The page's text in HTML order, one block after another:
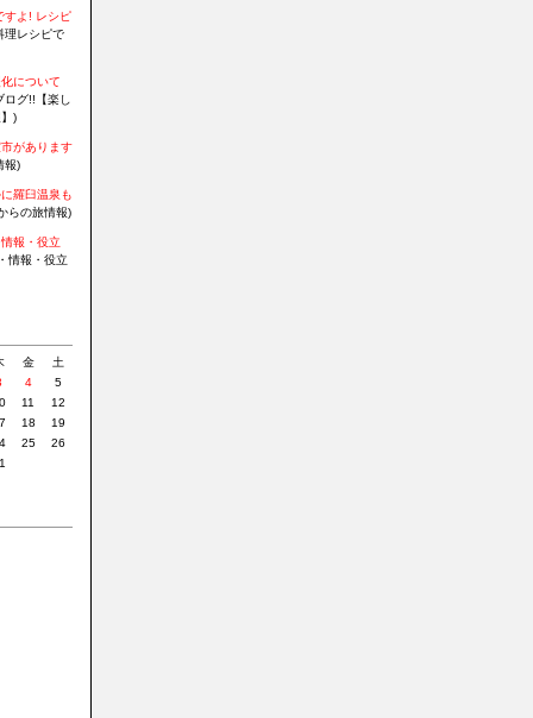
すよ! レシピ
理レシピで
について
ログ!!【楽し
)
があります
報)
羅臼温泉も
らの旅情報)
報・役立
情報・役立
金
土
4
5
11
12
18
19
25
26